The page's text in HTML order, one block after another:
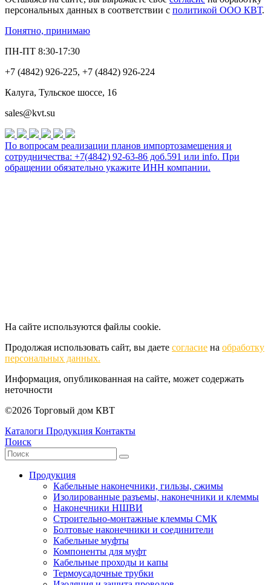
персональных данных в соответствии с политикой ООО КВТ.
Понятно, принимаю
ПН-ПТ 8:30-17:30
+7 (4842) 926-225, +7 (4842) 926-224
Калуга, Тульское шоссе, 16
sales@kvt.su
По вопросам реализации планов импортозамещения и
сотрудничества: +7(4842) 92-63-86 доб.591 или info. При
обращении обязательно укажите ИНН компании.
На сайте используются файлы cookie.
Продолжая использовать сайт, вы даете согласие на обработку
персональных данных.
Информация, опубликованная на сайте, может содержать
неточности
©2026 Торговый дом КВТ
Каталоги Продукция Контакты
Поиск
Продукция
Кабельные наконечники, гильзы, сжимы
Изолированные разъемы, наконечники и клеммы
Наконечники НШВИ
Строительно-монтажные клеммы СМК
Болтовые наконечники и соединители
Кабельные муфты
Компоненты для муфт
Кабельные проходы и капы
Термоусадочные трубки